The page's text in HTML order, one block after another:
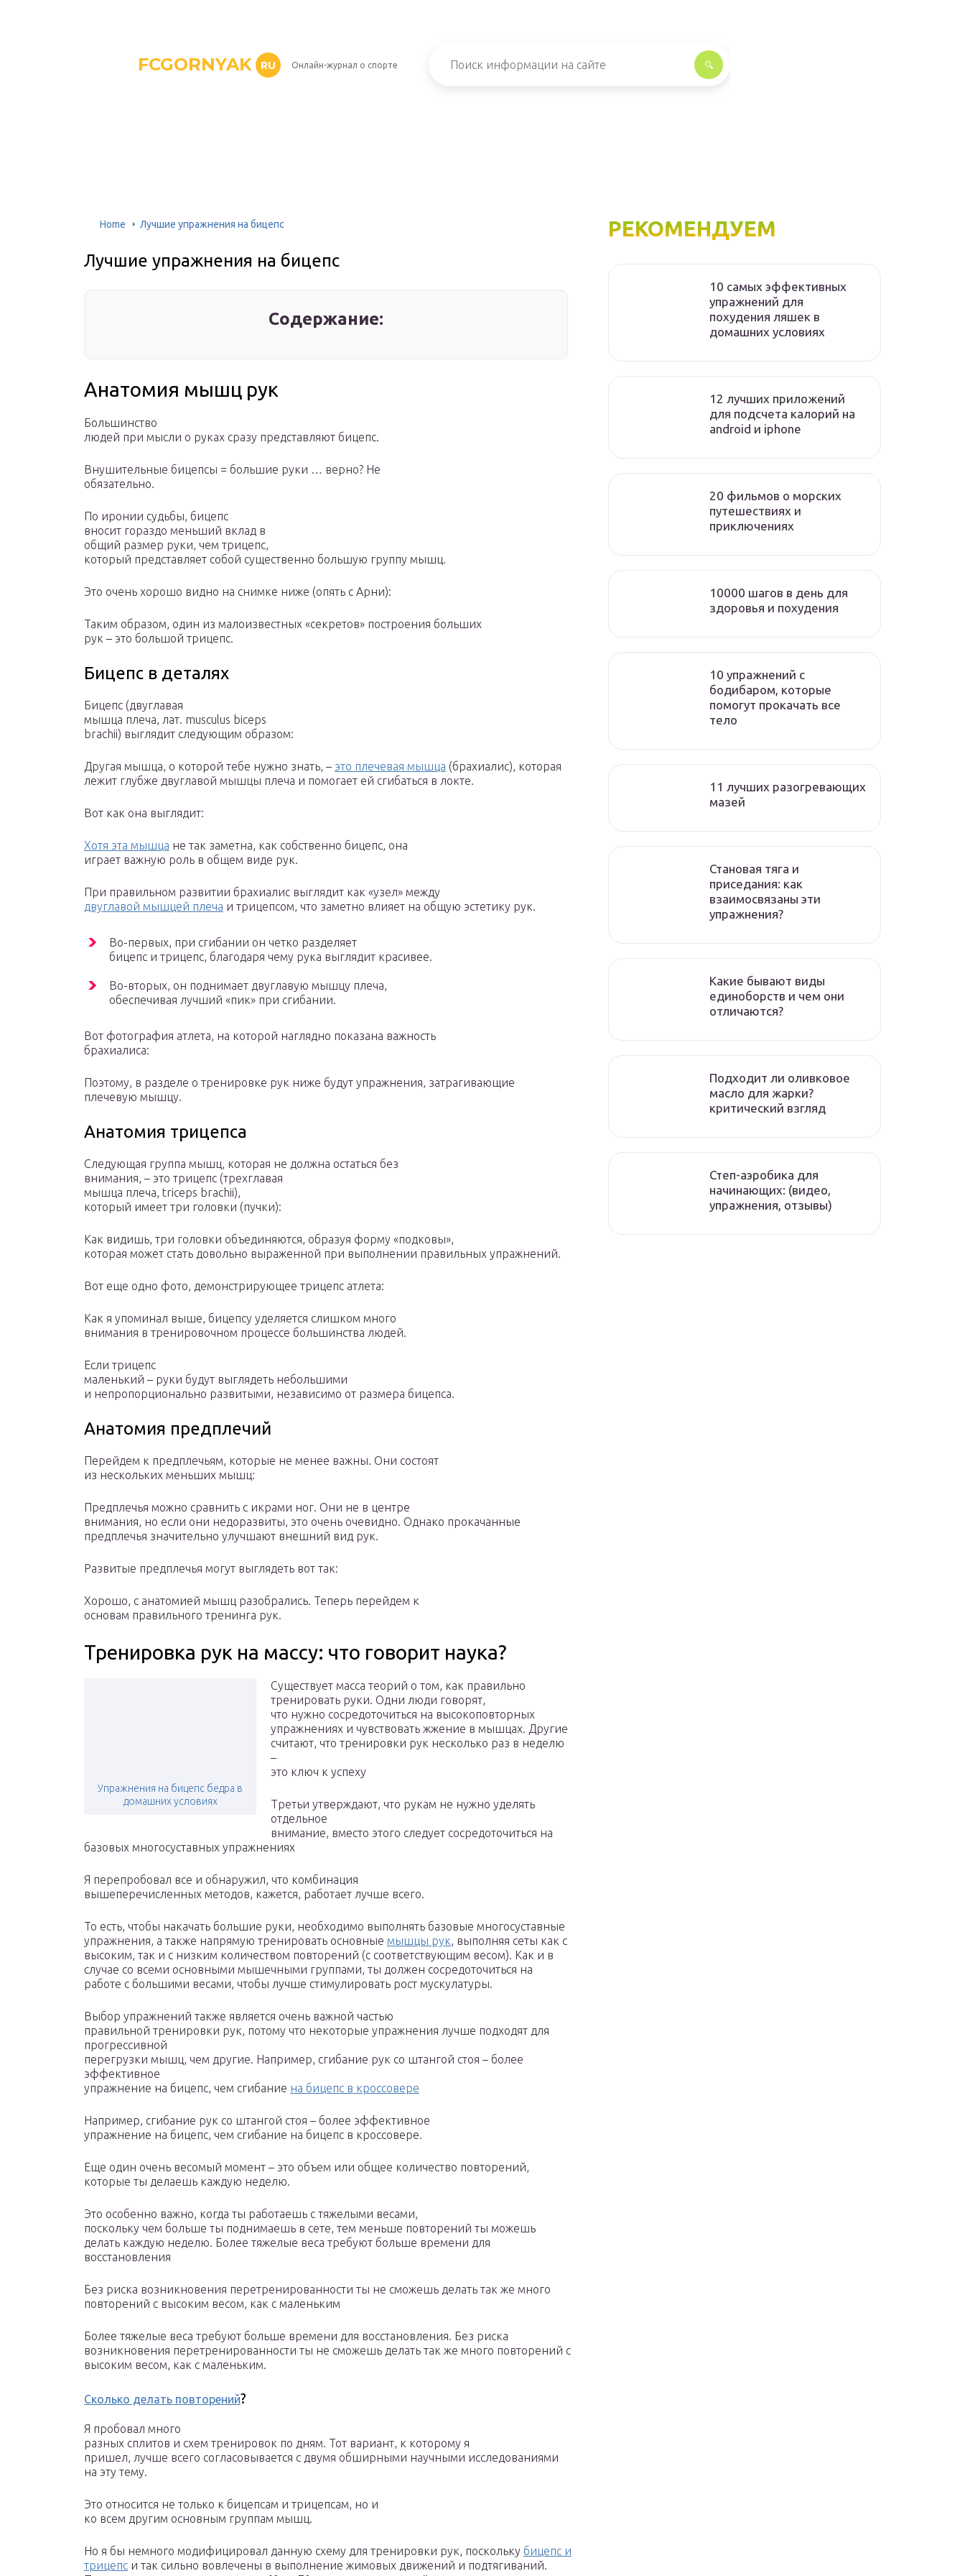
FCGORNYAK RU Онлайн-журнал о спорте
Home Лучшие упражнения на бицепс
Лучшие упражнения на бицепс
Содержание:
Анатомия мышц рук
Большинство
людей при мысли о руках сразу представляют бицепс.
Внушительные бицепсы = большие руки … верно? Не
обязательно.
По иронии судьбы, бицепс
вносит гораздо меньший вклад в
общий размер руки, чем трицепс,
который представляет собой существенно большую группу мышц.
Это очень хорошо видно на снимке ниже (опять с Арни):
Таким образом, один из малоизвестных «секретов» построения больших
рук – это большой трицепс.
Бицепс в деталях
Бицепс (двуглавая
мышца плеча, лат. musculus biceps
brachii) выглядит следующим образом:
Другая мышца, о которой тебе нужно знать, – это плечевая мышца (брахиалис), которая
лежит глубже двуглавой мышцы плеча и помогает ей сгибаться в локте.
Вот как она выглядит:
Хотя эта мышца не так заметна, как собственно бицепс, она
играет важную роль в общем виде рук.
При правильном развитии брахиалис выглядит как «узел» между
двуглавой мышцей плеча и трицепсом, что заметно влияет на общую эстетику рук.
Во-первых, при сгибании он четко разделяет
бицепс и трицепс, благодаря чему рука выглядит красивее.
Во-вторых, он поднимает двуглавую мышцу плеча,
обеспечивая лучший «пик» при сгибании.
Вот фотография атлета, на которой наглядно показана важность
брахиалиса:
Поэтому, в разделе о тренировке рук ниже будут упражнения, затрагивающие
плечевую мышцу.
Анатомия трицепса
Следующая группа мышц, которая не должна остаться без
внимания, – это трицепс (трехглавая
мышца плеча, triceps brachii),
который имеет три головки (пучки):
Как видишь, три головки объединяются, образуя форму «подковы»,
которая может стать довольно выраженной при выполнении правильных упражнений.
Вот еще одно фото, демонстрирующее трицепс атлета:
Как я упоминал выше, бицепсу уделяется слишком много
внимания в тренировочном процессе большинства людей.
Если трицепс
маленький – руки будут выглядеть небольшими
и непропорционально развитыми, независимо от размера бицепса.
Анатомия предплечий
Перейдем к предплечьям, которые не менее важны. Они состоят
из нескольких меньших мышц:
Предплечья можно сравнить с икрами ног. Они не в центре
внимания, но если они недоразвиты, это очень очевидно. Однако прокачанные
предплечья значительно улучшают внешний вид рук.
Развитые предплечья могут выглядеть вот так:
Хорошо, с анатомией мышц разобрались. Теперь перейдем к
основам правильного тренинга рук.
Тренировка рук на массу: что говорит наука?
Упражнения на бицепс бедра в
домашних условиях
Существует масса теорий о том, как правильно
тренировать руки. Одни люди говорят,
что нужно сосредоточиться на высокоповторных
упражнениях и чувствовать жжение в мышцах. Другие
считают, что тренировки рук несколько раз в неделю
–
это ключ к успеху
Третьи утверждают, что рукам не нужно уделять
отдельное
внимание, вместо этого следует сосредоточиться на
базовых многосуставных упражнениях
Я перепробовал все и обнаружил, что комбинация
вышеперечисленных методов, кажется, работает лучше всего.
То есть, чтобы накачать большие руки, необходимо выполнять базовые многосуставные
упражнения, а также напрямую тренировать основные мышцы рук, выполняя сеты как с
высоким, так и с низким количеством повторений (с соответствующим весом). Как и в
случае со всеми основными мышечными группами, ты должен сосредоточиться на
работе с большими весами, чтобы лучше стимулировать рост мускулатуры.
Выбор упражнений также является очень важной частью
правильной тренировки рук, потому что некоторые упражнения лучше подходят для
прогрессивной
перегрузки мышц, чем другие. Например, сгибание рук со штангой стоя – более
эффективное
упражнение на бицепс, чем сгибание на бицепс в кроссовере
Например, сгибание рук со штангой стоя – более эффективное
упражнение на бицепс, чем сгибание на бицепс в кроссовере.
Еще один очень весомый момент – это объем или общее количество повторений,
которые ты делаешь каждую неделю.
Это особенно важно, когда ты работаешь с тяжелыми весами,
поскольку чем больше ты поднимаешь в сете, тем меньше повторений ты можешь
делать каждую неделю. Более тяжелые веса требуют больше времени для
восстановления
Без риска возникновения перетренированности ты не сможешь делать так же много
повторений с высоким весом, как с маленьким
Более тяжелые веса требуют больше времени для восстановления. Без риска
возникновения перетренированности ты не сможешь делать так же много повторений с
высоким весом, как с маленьким.
Сколько делать повторений?
Я пробовал много
разных сплитов и схем тренировок по дням. Тот вариант, к которому я
пришел, лучше всего согласовывается с двумя обширными научными исследованиями
на эту тему.
Это относится не только к бицепсам и трицепсам, но и
ко всем другим основным группам мышц.
Но я бы немного модифицировал данную схему для тренировки рук, поскольку бицепс и
трицепс и так сильно вовлечены в выполнение жимовых движений и подтягиваний.
РЕКОМЕНДУЕМ
10 самых эффективных
упражнений для
похудения ляшек в
домашних условиях
12 лучших приложений
для подсчета калорий на
android и iphone
20 фильмов о морских
путешествиях и
приключениях
10000 шагов в день для
здоровья и похудения
10 упражнений с
бодибаром, которые
помогут прокачать все
тело
11 лучших разогревающих
мазей
Становая тяга и
приседания: как
взаимосвязаны эти
упражнения?
Какие бывают виды
единоборств и чем они
отличаются?
Подходит ли оливковое
масло для жарки?
критический взгляд
Степ-аэробика для
начинающих: (видео,
упражнения, отзывы)